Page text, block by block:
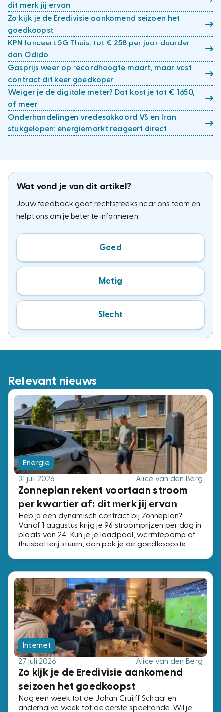
dit merk jij ervan
Zo kijk je de Eredivisie aankomend seizoen het
goedkoopst
KPN lanceert 5G Thuis: tot € 258 per jaar duurder
dan Odido
Gasprijs weer op recordhoogte maart, maar vast
contract dit keer goedkoper
Weiger je de digitale meter? Dat kost je tot € 1650,
of meer
Onderhandelingen vredesakkoord VS en Iran
stukgelopen: energiemarkt reageert direct
Wat vond je van dit artikel?
Jouw feedback gaat rechtstreeks naar ons team en
helpt ons om je beter te informeren.
Goed
Matig
Slecht
Relevant nieuws
Energie
31 juli 2026
Alice van den Berg
Zonneplan rekent voortaan stroom
per kwartier af: dit merk jij ervan
Heb je een dynamisch contract bij Zonneplan?
Vanaf 1 augustus krijg je 96 stroomprijzen per dag in
plaats van 24. Kun je je laadpaal, warmtepomp of
thuisbatterij sturen, dan pak je de goedkoopste
Internet
27 juli 2026
Alice van den Berg
Zo kijk je de Eredivisie aankomend
seizoen het goedkoopst
Nog een week tot de Johan Cruijff Schaal en
anderhalve week tot de eerste speelronde. Wil je